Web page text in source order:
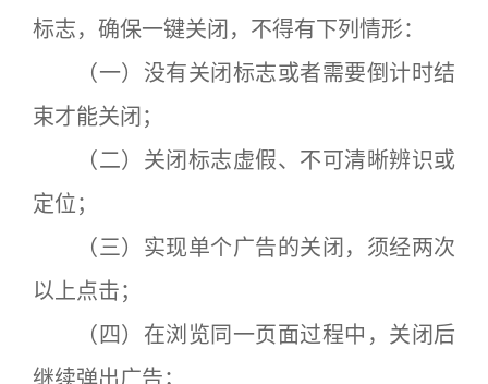
标志，确保一键关闭，不得有下列情形：
（一）没有关闭标志或者需要倒计时结
束才能关闭；
（二）关闭标志虚假、不可清晰辨识或
定位；
（三）实现单个广告的关闭，须经两次
以上点击；
（四）在浏览同一页面过程中，关闭后
继续弹出广告；